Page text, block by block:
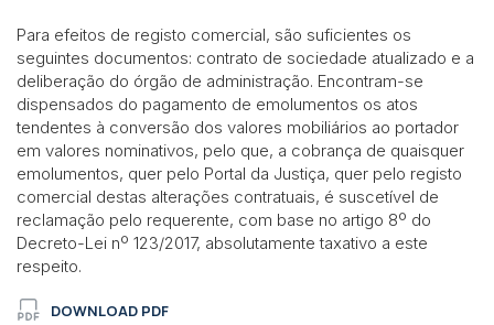
Para efeitos de registo comercial, são suficientes os
seguintes documentos: contrato de sociedade atualizado e a
deliberação do órgão de administração. Encontram-se
dispensados do pagamento de emolumentos os atos
tendentes à conversão dos valores mobiliários ao portador
em valores nominativos, pelo que, a cobrança de quaisquer
emolumentos, quer pelo Portal da Justiça, quer pelo registo
comercial destas alterações contratuais, é suscetível de
reclamação pelo requerente, com base no artigo 8º do
Decreto-Lei nº 123/2017, absolutamente taxativo a este
respeito.
DOWNLOAD PDF